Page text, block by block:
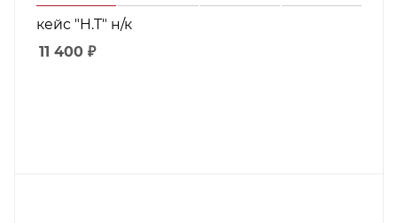
кейс "H.T" н/к
11 400 ₽